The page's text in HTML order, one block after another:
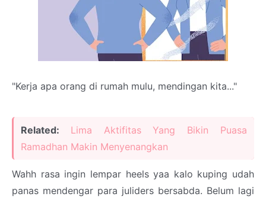
"Kerja apa orang di rumah mulu, mendingan kita..."
Related: Lima Aktifitas Yang Bikin Puasa
Ramadhan Makin Menyenangkan
Wahh rasa ingin lempar heels yaa kalo kuping udah
panas mendengar para juliders bersabda. Belum lagi